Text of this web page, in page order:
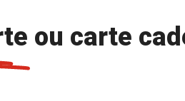
ou carte